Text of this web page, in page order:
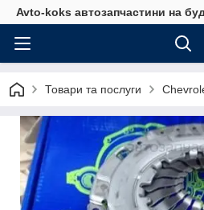
Avto-koks автозапчастини на
Товари та послуги